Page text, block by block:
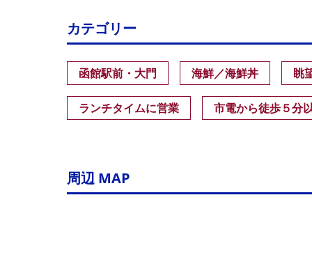
カテゴリー
函館駅前・大門 海鮮／海鮮丼 眺
ランチタイムに営業 市電から徒歩５分
周辺 MAP